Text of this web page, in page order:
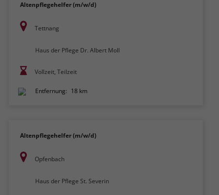
Altenpflegehelfer (m/w/d)
Tettnang
Haus der Pflege Dr. Albert Moll
Vollzeit, Teilzeit
Entfernung: 18 km
Altenpflegehelfer (m/w/d)
Opfenbach
Haus der Pflege St. Severin